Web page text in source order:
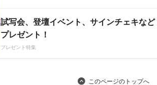
試写会、登壇イベント、サインチェキなど
プレゼント！
プレゼント特集
このページのトップへ